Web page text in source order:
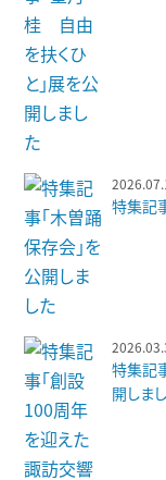
特集記
特集記
開しま